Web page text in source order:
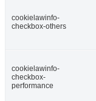
cookielawinfo-
checkbox-others
cookielawinfo-
checkbox-
performance